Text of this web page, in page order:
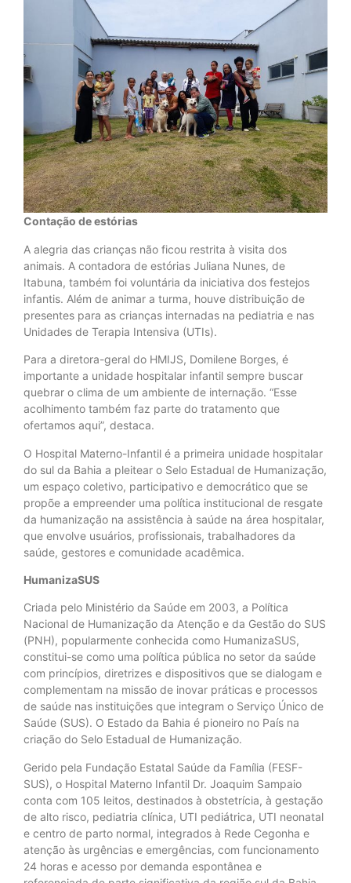
Contação de estórias
A alegria das crianças não ficou restrita à visita dos
animais. A contadora de estórias Juliana Nunes, de
Itabuna, também foi voluntária da iniciativa dos festejos
infantis. Além de animar a turma, houve distribuição de
presentes para as crianças internadas na pediatria e nas
Unidades de Terapia Intensiva (UTIs).
Para a diretora-geral do HMIJS, Domilene Borges, é
importante a unidade hospitalar infantil sempre buscar
quebrar o clima de um ambiente de internação. “Esse
acolhimento também faz parte do tratamento que
ofertamos aqui”, destaca.
O Hospital Materno-Infantil é a primeira unidade hospitalar
do sul da Bahia a pleitear o Selo Estadual de Humanização,
um espaço coletivo, participativo e democrático que se
propõe a empreender uma política institucional de resgate
da humanização na assistência à saúde na área hospitalar,
que envolve usuários, profissionais, trabalhadores da
saúde, gestores e comunidade acadêmica.
HumanizaSUS
Criada pelo Ministério da Saúde em 2003, a Política
Nacional de Humanização da Atenção e da Gestão do SUS
(PNH), popularmente conhecida como HumanizaSUS,
constitui-se como uma política pública no setor da saúde
com princípios, diretrizes e dispositivos que se dialogam e
complementam na missão de inovar práticas e processos
de saúde nas instituições que integram o Serviço Único de
Saúde (SUS). O Estado da Bahia é pioneiro no País na
criação do Selo Estadual de Humanização.
Gerido pela Fundação Estatal Saúde da Família (FESF-
SUS), o Hospital Materno Infantil Dr. Joaquim Sampaio
conta com 105 leitos, destinados à obstetrícia, à gestação
de alto risco, pediatria clínica, UTI pediátrica, UTI neonatal
e centro de parto normal, integrados à Rede Cegonha e
atenção às urgências e emergências, com funcionamento
24 horas e acesso por demanda espontânea e